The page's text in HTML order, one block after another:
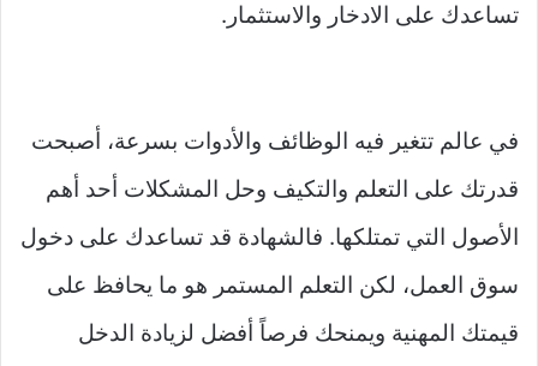
تساعدك على الادخار والاستثمار.
في عالم تتغير فيه الوظائف والأدوات بسرعة، أصبحت
قدرتك على التعلم والتكيف وحل المشكلات أحد أهم
الأصول التي تمتلكها. فالشهادة قد تساعدك على دخول
سوق العمل، لكن التعلم المستمر هو ما يحافظ على
قيمتك المهنية ويمنحك فرصاً أفضل لزيادة الدخل